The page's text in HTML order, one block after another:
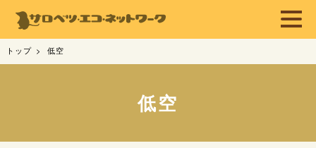
トップ 低空
低空